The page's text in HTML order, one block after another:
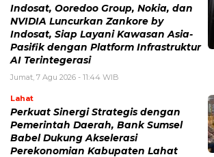
Indosat, Ooredoo Group, Nokia, dan
NVIDIA Luncurkan Zankore by
Indosat, Siap Layani Kawasan Asia-
Pasifik dengan Platform Infrastruktur
AI Terintegerasi
Jumat, 7 Agu 2026 - 11:44 WIB
Lahat
Perkuat Sinergi Strategis dengan
Pemerintah Daerah, Bank Sumsel
Babel Dukung Akselerasi
Perekonomian Kabupaten Lahat